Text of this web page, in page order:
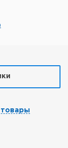
товары